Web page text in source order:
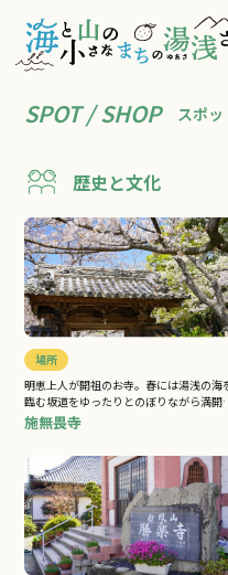
SPOT / SHOP スポ
歴史と文化
場所
明恵上人が開祖のお寺。春には湯浅の海
臨む坂道をゆったりとのぼりながら満開
桜に包まれて。
施無畏寺